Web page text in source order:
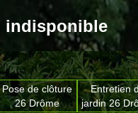
indisponible
Pose de clôture
26 Drôme
Entretien
jardin 26